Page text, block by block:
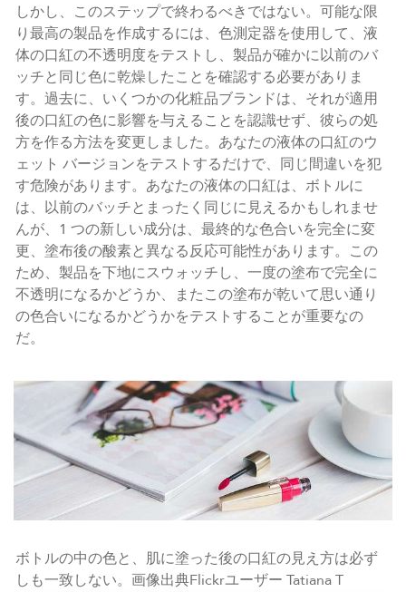
しかし、このステップで終わるべきではない。可能な限
り最高の製品を作成するには、色測定器を使用して、液
体の口紅の不透明度をテストし、製品が確かに以前のバ
ッチと同じ色に乾燥したことを確認する必要がありま
す。過去に、いくつかの化粧品ブランドは、それが適用
後の口紅の色に影響を与えることを認識せず、彼らの処
方を作る方法を変更しました。あなたの液体の口紅のウ
ェット バージョンをテストするだけで、同じ間違いを犯
す危険があります。あなたの液体の口紅は、ボトルに
は、以前のバッチとまったく同じに見えるかもしれませ
んが、1 つの新しい成分は、最終的な色合いを完全に変
更、塗布後の酸素と異なる反応可能性があります。この
ため、製品を下地にスウォッチし、一度の塗布で完全に
不透明になるかどうか、またこの塗布が乾いて思い通り
の色合いになるかどうかをテストすることが重要なの
だ。
ボトルの中の色と、肌に塗った後の口紅の見え方は必ず
しも一致しない。画像出典Flickrユーザー Tatiana T